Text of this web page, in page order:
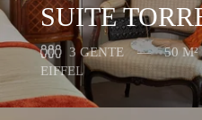
SUITE
3 GENTE 50 M²
EIFFEL